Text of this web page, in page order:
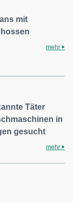
mit
mehr
Täter
in
gesucht
mehr